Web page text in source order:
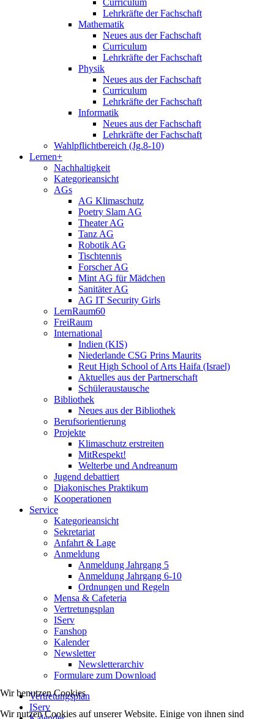
Curriculum
Lehrkräfte der Fachschaft
Mathematik
Neues aus der Fachschaft
Curriculum
Lehrkräfte der Fachschaft
Physik
Neues aus der Fachschaft
Curriculum
Lehrkräfte der Fachschaft
Informatik
Neues aus der Fachschaft
Lehrkräfte der Fachschaft
Wahlpflichtbereich (Jg.8-10)
Lernen+
Nachhaltigkeit
Kategorieansicht
AGs
AG Klimaschutz
Poetry Slam AG
Theater AG
Tanz AG
Robotik AG
Tischtennis
Forscher AG
Mint AG für Mädchen
Sanitäter AG
AG IT Security Girls
LernRaum60
FreiRaum
International
Indien (KIS)
Niederlande CSG Prins Maurits
Reut High School of Arts Haifa (Israel)
Aktuelles aus der Partnerschaft
Schüleraustausche
Bibliothek
Neues aus der Bibliothek
Berufsorientierung
Projekte
Klimaschutz erstreiten
MitRespekt!
Welterbe und Andreanum
Jugend debattiert
Diakonisches Praktikum
Kooperationen
Service
Kategorieansicht
Sekretariat
Anfahrt & Lage
Anmeldung
Anmeldung Jahrgang 5
Anmeldung Jahrgang 6-10
Ordnungen und Regeln
Mensa & Cafeteria
Vertretungsplan
IServ
Fanshop
Kalender
Newsletter
Newsletterarchiv
Formulare zum Download
Vertretungsplan
IServ
Wir benutzen Cookies
Wir nutzen Cookies auf unserer Website. Einige von ihnen sind